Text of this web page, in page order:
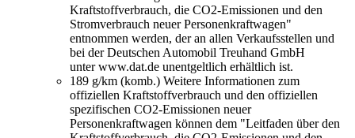
Kraftstoffverbrauch, die CO2-Emissionen und den
Stromverbrauch neuer Personenkraftwagen"
entnommen werden, der an allen Verkaufsstellen und
bei der Deutschen Automobil Treuhand GmbH
unter www.dat.de unentgeltlich erhältlich ist.
189 g/km (komb.) Weitere Informationen zum
offiziellen Kraftstoffverbrauch und den offiziellen
spezifischen CO2-Emissionen neuer
Personenkraftwagen können dem "Leitfaden über den